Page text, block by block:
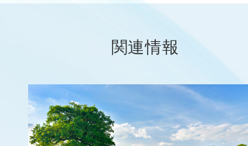
関連情報